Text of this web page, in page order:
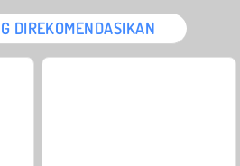
DIREKOMENDASIKAN